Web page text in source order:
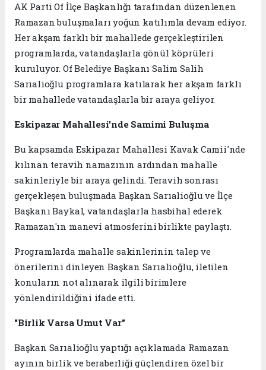
AK Parti Of İlçe Başkanlığı tarafından düzenlenen
Ramazan buluşmaları yoğun katılımla devam ediyor.
Her akşam farklı bir mahallede gerçekleştirilen
programlarda, vatandaşlarla gönül köprüleri
kuruluyor. Of Belediye Başkanı Salim Salih
Sarıalioğlu programlara katılarak her akşam farklı
bir mahallede vatandaşlarla bir araya geliyor.
Eskipazar Mahallesi'nde Samimi Buluşma
Bu kapsamda Eskipazar Mahallesi Kavak Camii'nde
kılınan teravih namazının ardından mahalle
sakinleriyle bir araya gelindi. Teravih sonrası
gerçekleşen buluşmada Başkan Sarıalioğlu ve İlçe
Başkanı Baykal, vatandaşlarla hasbihal ederek
Ramazan'ın manevi atmosferini birlikte paylaştı.
Programlarda mahalle sakinlerinin talep ve
önerilerini dinleyen Başkan Sarıalioğlu, iletilen
konuların not alınarak ilgili birimlere
yönlendirildiğini ifade etti.
"Birlik Varsa Umut Var"
Başkan Sarıalioğlu yaptığı açıklamada Ramazan
ayının birlik ve beraberliği güçlendiren özel bir